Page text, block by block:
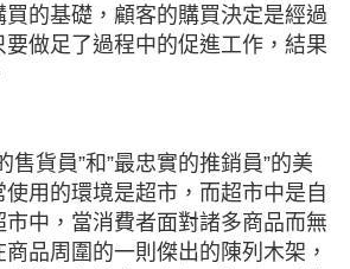
的基礎，顧客的購買決定是經過
要做足了過程中的促進工作，結果
售貨員”和”最忠實的推銷員”的美
用的環境是超市，而超市中是自
中，當消費者面對諸多商品而無
品周圍的一則傑出的陳列木架，